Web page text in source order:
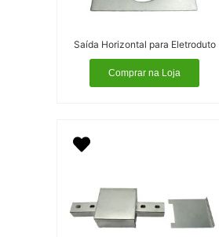
Saída Horizontal para Eletroduto
Comprar na Loja